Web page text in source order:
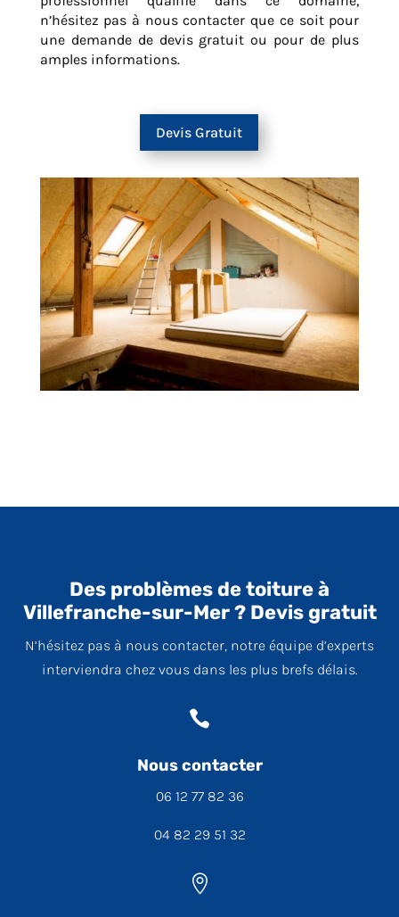
n’hésitez pas à nous contacter que ce soit pour
une demande de devis gratuit ou pour de plus
amples informations.
Devis Gratuit
Des problèmes de toiture à
Villefranche-sur-Mer ? Devis gratuit
N’hésitez pas à nous contacter, notre équipe d’experts
interviendra chez vous dans les plus brefs délais.

Nous contacter
06 12 77 82 36
04 82 29 51 32
